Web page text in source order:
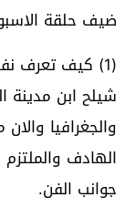
ضيف حلقة
(1) كيف تعرف
شيلح ابن مدينة
والجغرافيا
الهادف
جوانب الفن.